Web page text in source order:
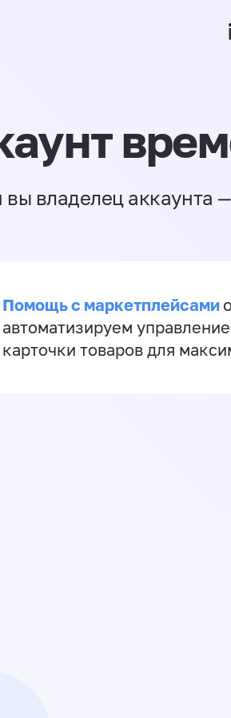
вы владелец аккаунта —
Помощь с маркетплейсами
автоматизируем
карточки товаров для